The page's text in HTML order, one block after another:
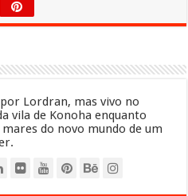
Lordran, mas vivo no
vila de Konoha enquanto
do novo mundo de um